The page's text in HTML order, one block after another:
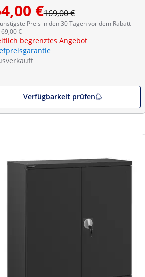
€169,00 €
Preis in den 30 Tagen vor dem Rabatt
€
begrenztes Angebot
Verfügbarkeit prüfen